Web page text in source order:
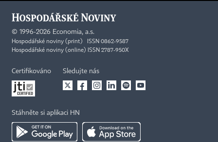
© 1996-2026 Economia, a.s.
Hospodářské noviny (print) ISSN 0862-9587
Hospodářské noviny (online) ISSN 2787-950X
Certifikováno Sledujte nás
Stáhněte si aplikaci HN